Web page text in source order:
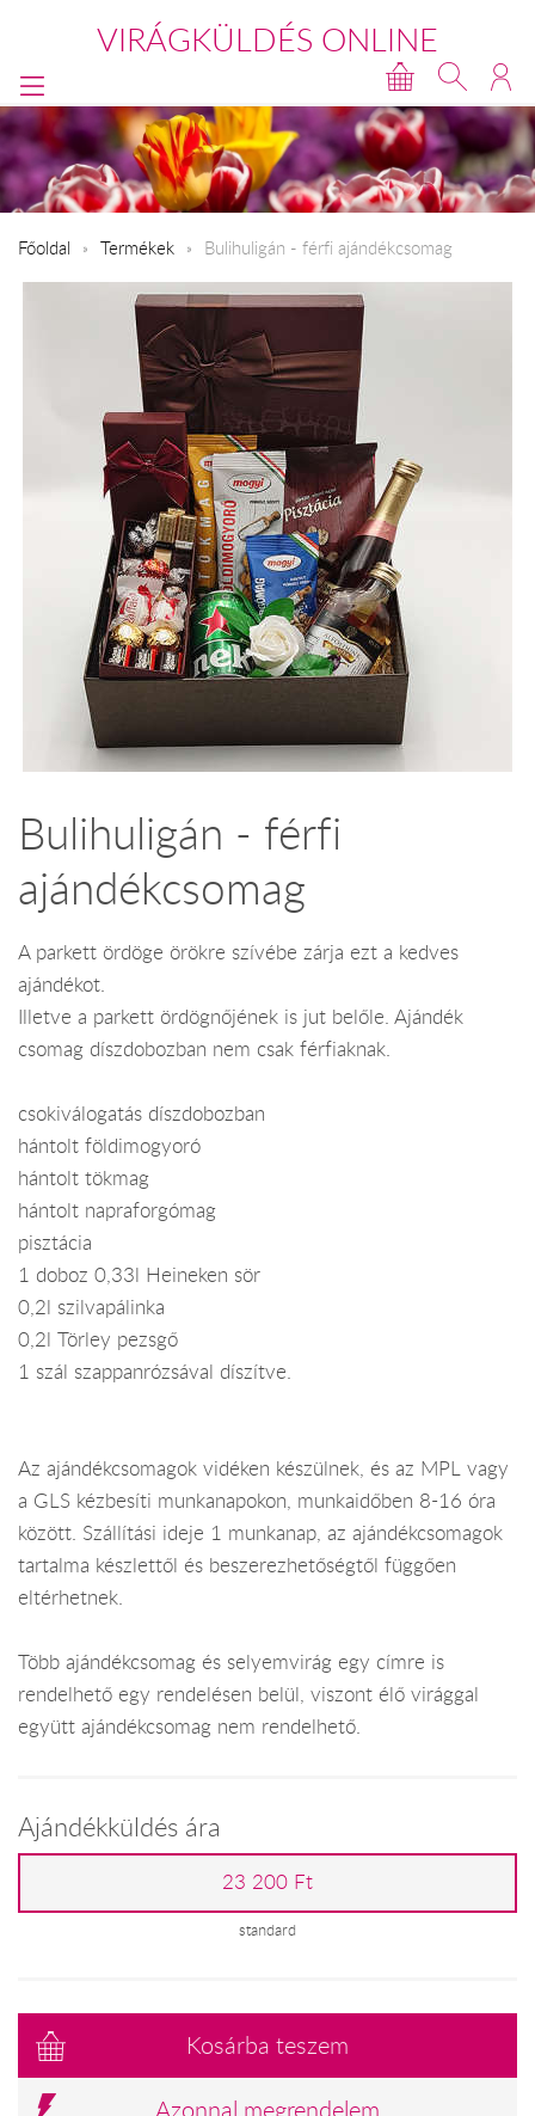
VIRÁGKÜLDÉS ONLINE
Főoldal Termékek Bulihuligán - férfi ajándékcsomag
Bulihuligán - férfi
ajándékcsomag
A parkett ördöge örökre szívébe zárja ezt a kedves
ajándékot.
Illetve a parkett ördögnőjének is jut belőle. Ajándék
csomag díszdobozban nem csak férfiaknak.
csokiválogatás díszdobozban
hántolt földimogyoró
hántolt tökmag
hántolt napraforgómag
pisztácia
1 doboz 0,33l Heineken sör
0,2l szilvapálinka
0,2l Törley pezsgő
1 szál szappanrózsával díszítve.
Az ajándékcsomagok vidéken készülnek, és az MPL vagy
a GLS kézbesíti munkanapokon, munkaidőben 8-16 óra
között. Szállítási ideje 1 munkanap, az ajándékcsomagok
tartalma készlettől és beszerezhetőségtől függően
eltérhetnek.
Több ajándékcsomag és selyemvirág egy címre is
rendelhető egy rendelésen belül, viszont élő virággal
együtt ajándékcsomag nem rendelhető.
Ajándékküldés ára
23 200 Ft
standard
Kosárba teszem
Azonnal megrendelem